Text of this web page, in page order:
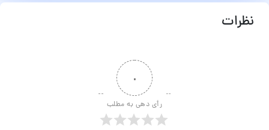
نظرات
۰
رأی دهی به مطلب